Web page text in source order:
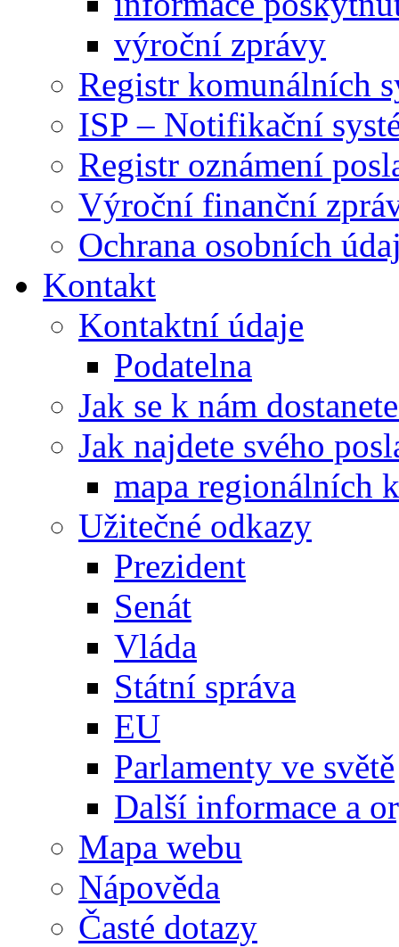
výroční zprávy
Registr komunálních
ISP – Notifikační
Registr oznámení
Výroční finanční
Ochrana osobních
Kontakt
Kontaktní údaje
Podatelna
Jak se k nám
Jak najdete svého
mapa regionálních
Užitečné odkazy
Prezident
Senát
Vláda
Státní správa
EU
Parlamenty ve světě
Další informace a
Mapa webu
Nápověda
Časté dotazy